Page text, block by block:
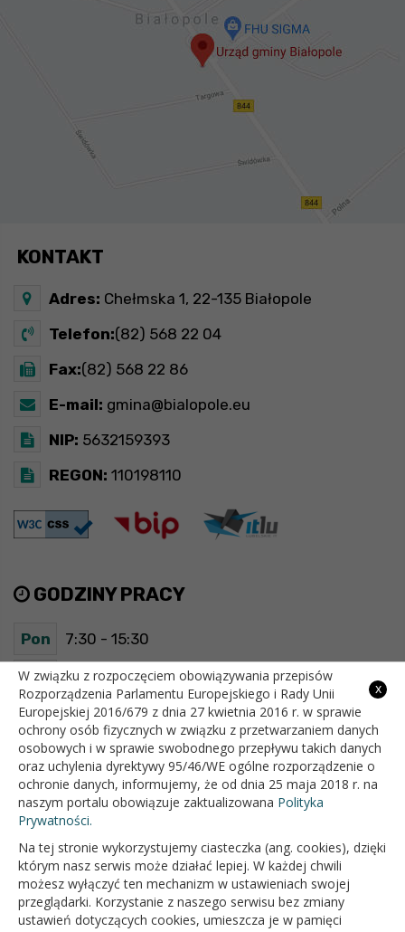
KONTAKT
Adres: Chełmska 1, 22-135 Białopole
Telefon:(82) 568 22 04
Fax:(82) 568 22 86
E-mail: gmina@bialopole.eu
NIP: 5632159393
REGON: 110198110
GODZINY PRACY
Pon 7:30 - 15:30
Wt 7:30 - 15:30
Śr 7:30 - 15:30
Czw 7:30 - 15:30
Pt 7:30 - 15:30
OFICJALNY SERWIS INTERNETOWY GMINY BIAŁOPOLE
x
W związku z rozpoczęciem obowiązywania przepisów
Rozporządzenia Parlamentu Europejskiego i Rady Unii
Europejskiej 2016/679 z dnia 27 kwietnia 2016 r. w sprawie
ochrony osób fizycznych w związku z przetwarzaniem danych
osobowych i w sprawie swobodnego przepływu takich danych
oraz uchylenia dyrektywy 95/46/WE ogólne rozporządzenie o
ochronie danych, informujemy, że od dnia 25 maja 2018 r. na
naszym portalu obowiązuje zaktualizowana Polityka
Prywatności.
Na tej stronie wykorzystujemy ciasteczka (ang. cookies), dzięki
którym nasz serwis może działać lepiej. W każdej chwili
możesz wyłączyć ten mechanizm w ustawieniach swojej
przeglądarki. Korzystanie z naszego serwisu bez zmiany
ustawień dotyczących cookies, umieszcza je w pamięci